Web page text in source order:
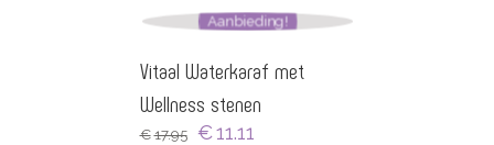
Aanbieding!
Vitaal Waterkaraf met
Wellness stenen
€ 17.95
Oorspronkelijke
€11.11